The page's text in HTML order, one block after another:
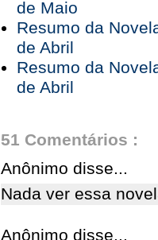
de Maio
Resumo da
de Abril
Resumo da
de Abril
51 Comentários :
Anônimo disse...
Nada ver essa
Anônimo disse...